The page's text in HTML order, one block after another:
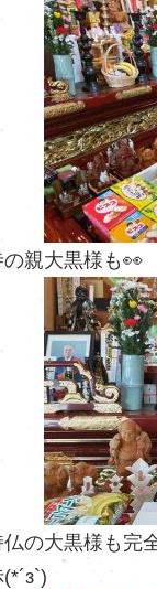
親大黒様も👀
の大黒様も完